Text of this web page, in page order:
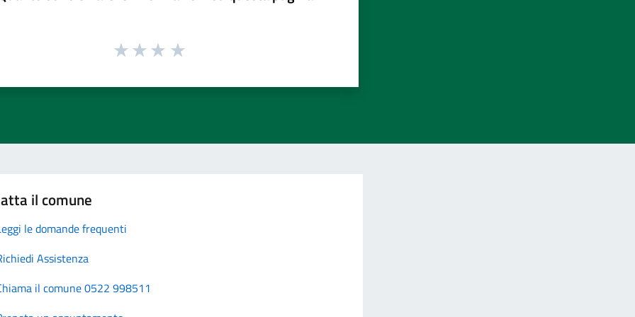
il comune
le domande frequenti
Assistenza
il comune 0522 998511